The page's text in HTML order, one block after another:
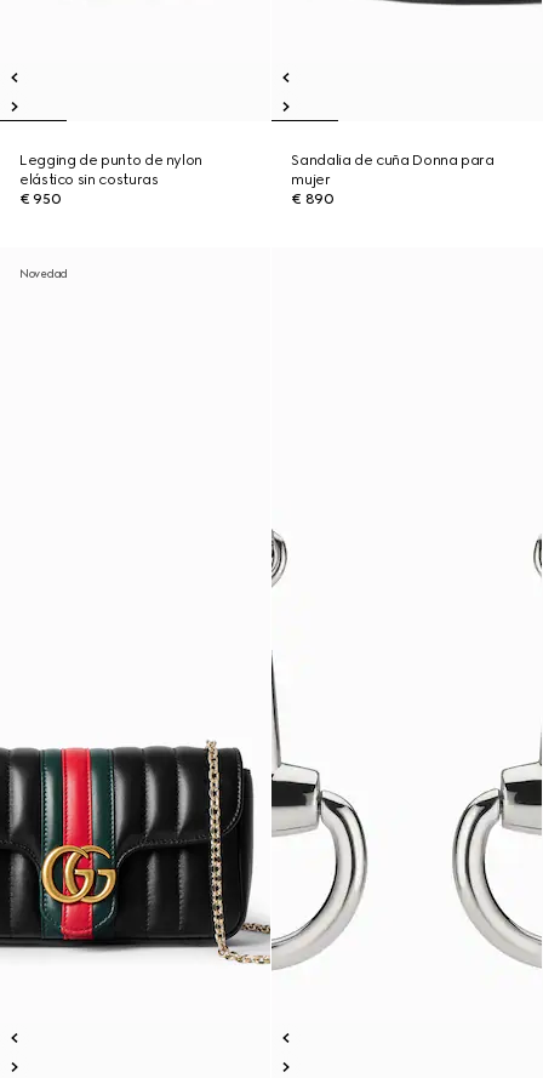
Legging de punto de nylon
elástico sin costuras
€ 950
Sandalia de cuña Donna para
mujer
€ 890
Novedad